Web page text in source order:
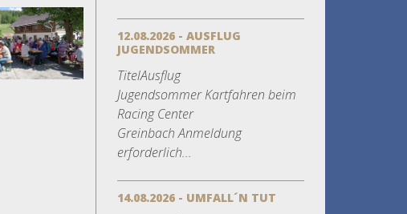
12.08.2026 - AUSFLUG
JUGENDSOMMER
TitelAusflug
Jugendsommer Kartfahren beim
Racing Center
Greinbach Anmeldung
erforderlich...
14.08.2026 - UMFALL´N TUT